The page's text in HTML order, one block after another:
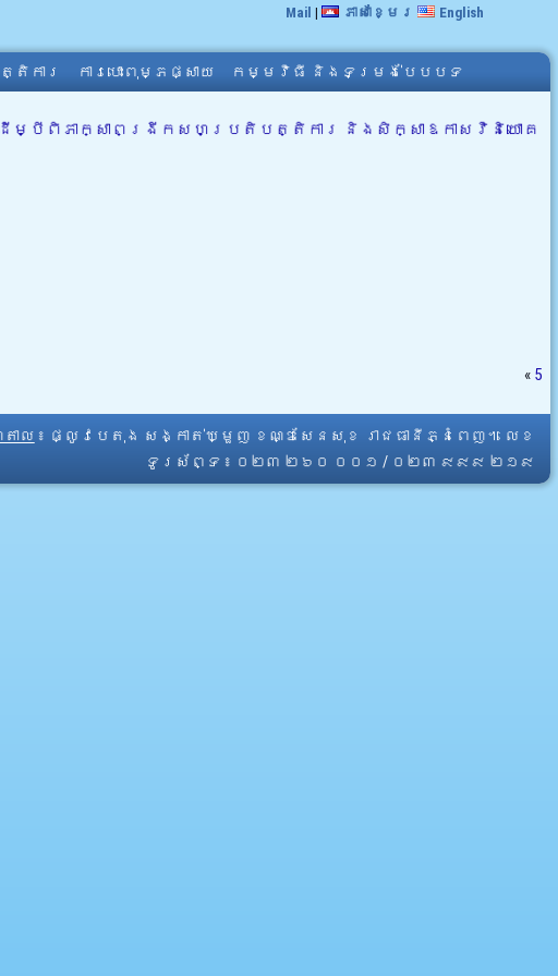
Mail | ភាសាខ្មែរ English
ការ ការបោះពុម្ភផ្សាយ កម្មវិធី និងទម្រង់បែបបទ
ដើម្បីពិភាក្សាពង្រីកសហប្រតិបត្តិការ និងសិក្សាឱកាសវិនិយោគ
« 5
ាល ៖ ផ្លូវបេតុង សង្កាត់ឃ្មួញ ខណ្ឌសែនសុខ រាជធានីភ្នំពេញ។ លេខ
ទូរស័ព្ទ ៖ ០២៣ ២៦០ ០០១ / ០២៣ ៩៩៩ ២១៩